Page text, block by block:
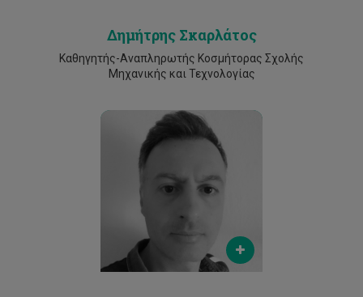
Δημήτρης Σκαρλάτος
Καθηγητής-Αναπληρωτής Κοσμήτορας Σχολής
Μηχανικής και Τεχνολογίας
lysandros.pantelidis@cut.ac.cy
Phone
2500 2271